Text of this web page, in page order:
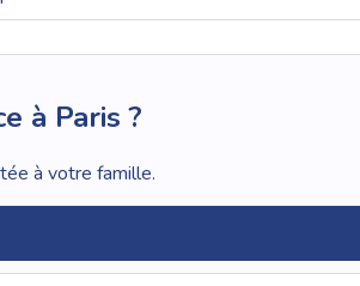
à Paris ?
à votre famille.